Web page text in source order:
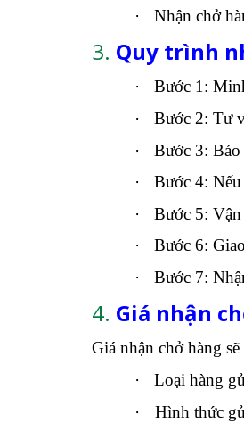
·
Nhận chở
3. Quy trình
· Bước 1:
·
Bước 2: Tư
·
Bước 3: Báo
·
Bước 4:
·
Bước 5:
·
Bước 6:
·
Bước 7:
4. Giá nhận
Giá nhận chở hàng
·
Loại hàng
·
Hình thức